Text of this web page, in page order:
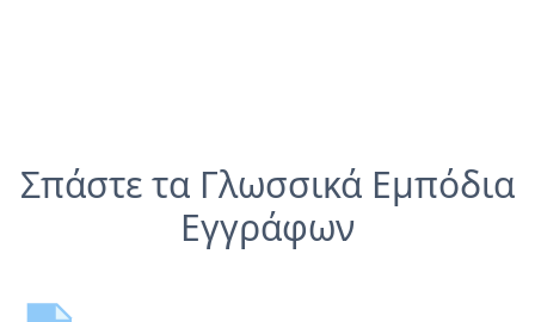
Σπάστε τα Γλωσσικά Εμπόδια
Εγγράφων